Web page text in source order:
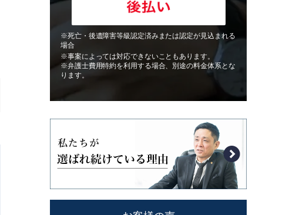
※死亡・後遺障害等級認定済みまたは認定が見込まれる
場合
※事案によっては対応できないこともあります。
※弁護士費用特約を利用する場合、別途の料金体系とな
ります。